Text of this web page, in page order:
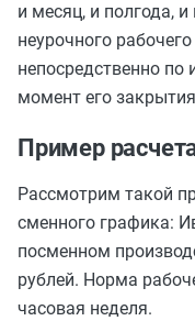
и месяц, и полгода, и
неурочного
непосредственно по
момент его
Пример
Рассмотрим такой
сменного графика:
посменном
рублей. Норма
часовая неделя.